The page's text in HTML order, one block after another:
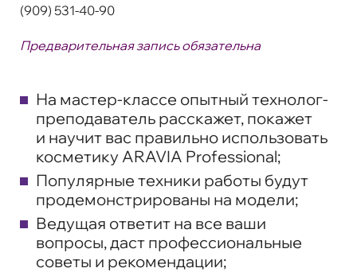
(909) 531-40-90
Предварительная запись обязательна
На мастер-классе опытный технолог-
преподаватель расскажет, покажет
и научит вас правильно использовать
косметику ARAVIA Professional;
Популярные техники работы будут
продемонстрированы на модели;
Ведущая ответит на все ваши
вопросы, даст профессиональные
советы и рекомендации;